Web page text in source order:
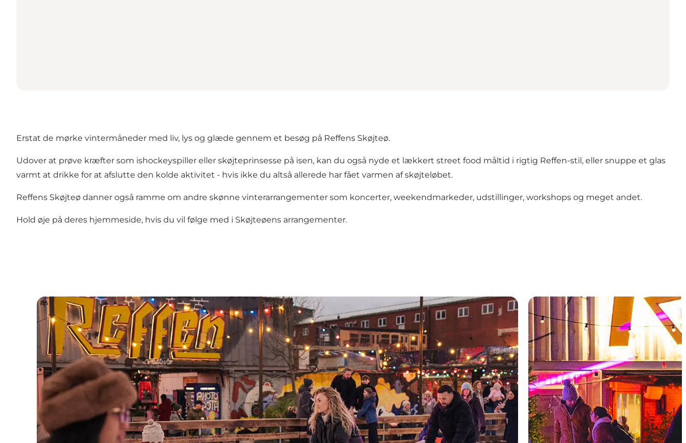
Erstat de mørke vintermåneder med liv, lys og glæde gennem et besøg på Reffens Skøjteø.
Udover at prøve kræfter som ishockeyspiller eller skøjteprinsesse på isen, kan du også nyde et lækkert street food måltid i rigtig Reffen-stil, eller snuppe et glas
varmt at drikke for at afslutte den kolde aktivitet - hvis ikke du altså allerede har fået varmen af skøjteløbet.
Reffens Skøjteø danner også ramme om andre skønne vinterarrangementer som koncerter, weekendmarkeder, udstillinger, workshops og meget andet.
Hold øje på deres hjemmeside, hvis du vil følge med i Skøjteøens arrangementer.